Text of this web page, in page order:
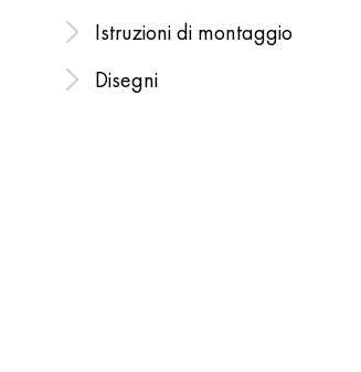
Istruzioni di montaggio
Disegni